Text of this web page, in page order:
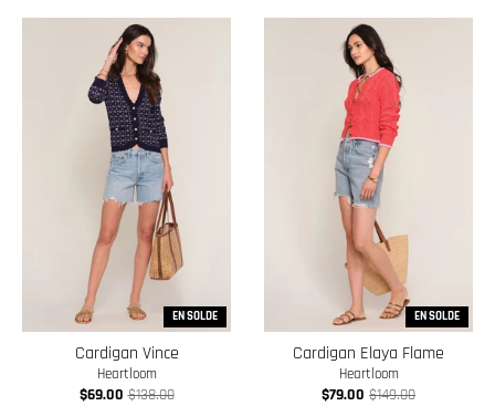
EN SOLDE
Cardigan Vince
Heartloom
$69.00 $138.00
EN SOLDE
Cardigan Elaya Flame
Heartloom
$79.00 $149.00